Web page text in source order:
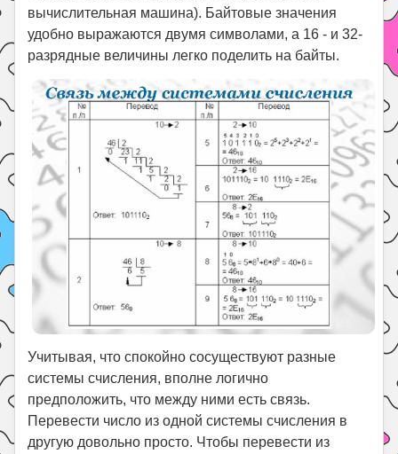
вычислительная машина). Байтовые значения
удобно выражаются двумя символами, а 16 - и 32-
разрядные величины легко поделить на байты.
Учитывая, что спокойно сосуществуют разные
системы счисления, вполне логично
предположить, что между ними есть связь.
Перевести число из одной системы счисления в
другую довольно просто. Чтобы перевести из